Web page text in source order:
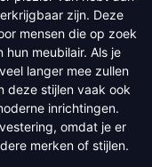
zijn. Deze
mensen die op zoek
meubilair. Als je
langer mee zullen
deze stijlen vaak ook
inrichtingen.
omdat je er
merken of stijlen.